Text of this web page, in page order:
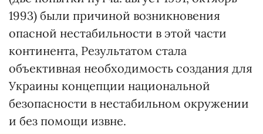
1993) были причиной возникновения
опасной нестабильности в этой части
континента, Результатом стала
объективная необходимость создания для
Украины концепции национальной
безопасности в нестабильном окружении
и без помощи извне.